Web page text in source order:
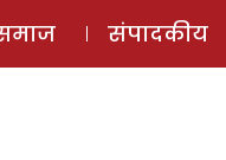
संपादकीय